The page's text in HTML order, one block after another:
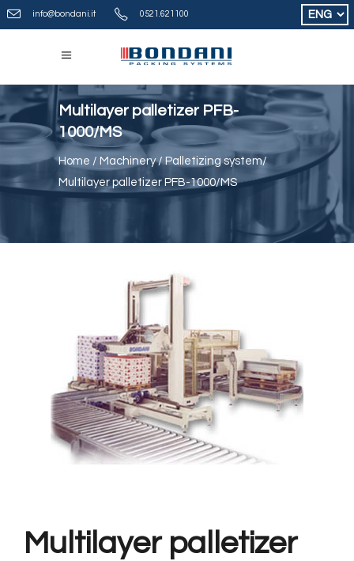
info@bondani.it 0521.621100
Choose
language
Multilayer palletizer PFB-
1000/MS
Home / Machinery / Palletizing system/
Multilayer palletizer PFB-1000/MS
Multilayer palletizer